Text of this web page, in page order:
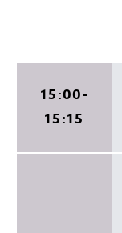
15:00-
15:15